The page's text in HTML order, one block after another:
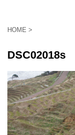
HOME >
DSC02018s